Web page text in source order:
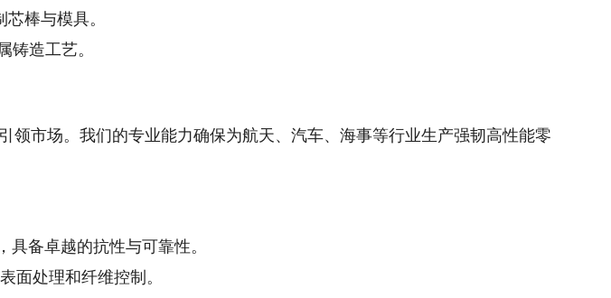
棒与模具。
铸造工艺。
引领市场。我们的专业能力确保为航天、汽车、海事等行业生产强韧高性能零
备卓越的抗性与可靠性。
面处理和纤维控制。